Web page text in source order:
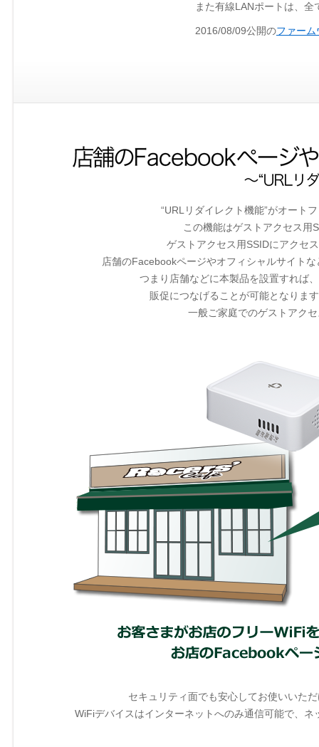
また有線LANポートは、
2016/08/09公開のファーム
“URLリダイレクト機能”がオート
この機能はゲストアクセス用
ゲストアクセス用SSIDにアクセ
店舗のFacebookページやオフィシャルサイト
つまり店舗などに本製品を設置すれば
販促につなげることが可能となりま
一般ご家庭でのゲストアク
セキュリティ面でも安心してお使いいた
WiFiデバイスはインターネットへのみ通信可能で、